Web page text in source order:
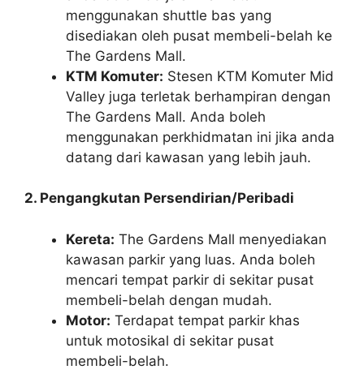
menggunakan shuttle bas yang
disediakan oleh pusat membeli-belah ke
The Gardens Mall.
KTM Komuter: Stesen KTM Komuter Mid
Valley juga terletak berhampiran dengan
The Gardens Mall. Anda boleh
menggunakan perkhidmatan ini jika anda
datang dari kawasan yang lebih jauh.
2. Pengangkutan Persendirian/Peribadi
Kereta: The Gardens Mall menyediakan
kawasan parkir yang luas. Anda boleh
mencari tempat parkir di sekitar pusat
membeli-belah dengan mudah.
Motor: Terdapat tempat parkir khas
untuk motosikal di sekitar pusat
membeli-belah.